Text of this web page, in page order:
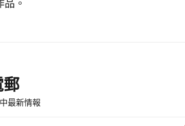
。
郵
最新情報